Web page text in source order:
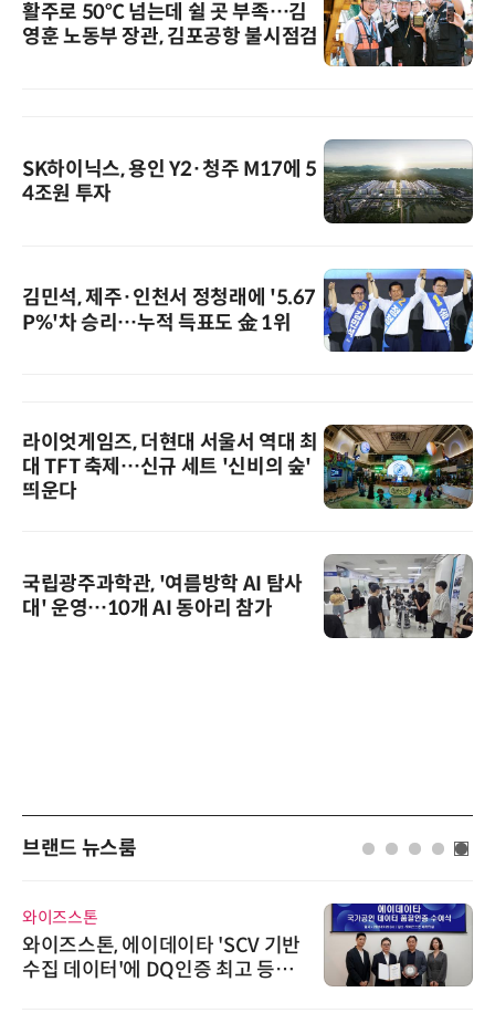
활주로 50℃ 넘는데 쉴 곳 부족…김
영훈 노동부 장관, 김포공항 불시점검
SK하이닉스, 용인 Y2·청주 M17에 5
4조원 투자
김민석, 제주·인천서 정청래에 '5.67
P%'차 승리…누적 득표도 金 1위
라이엇게임즈, 더현대 서울서 역대 최
대 TFT 축제…신규 세트 '신비의 숲'
띄운다
국립광주과학관, '여름방학 AI 탐사
대' 운영…10개 AI 동아리 참가
브랜드 뉴스룸
와이즈스톤
와이즈스톤, 에이데이타 'SCV 기반
수집 데이터'에 DQ인증 최고 등급